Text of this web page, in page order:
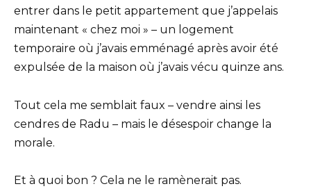
entrer dans le petit appartement que j’appelais
maintenant « chez moi » – un logement
temporaire où j’avais emménagé après avoir été
expulsée de la maison où j’avais vécu quinze ans.
Tout cela me semblait faux – vendre ainsi les
cendres de Radu – mais le désespoir change la
morale.
Et à quoi bon ? Cela ne le ramènerait pas.